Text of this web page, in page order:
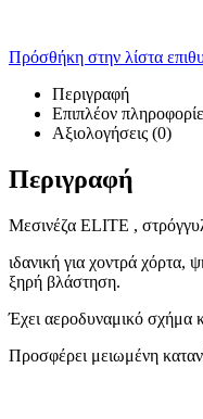
Πρόσθήκη στην λίστα
Περιγραφή
Επιπλέον
Αξιολογήσεις (0)
Περιγραφή
Μεσινέζα ELITE ,
ιδανική για χοντρά χόρτα,
ξηρή βλάστηση.
Έχει αεροδυναμικό σχήμα
Προσφέρει μειωμένη